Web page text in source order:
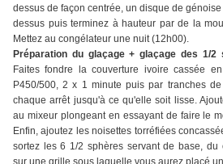
dessus de façon centrée, un disque de
dessus puis terminez à hauteur par de la
Mettez au congélateur une nuit (12h00).
Préparation du glaçage + glaçage des 1/
Faites fondre la couverture ivoire cassée
P450/500, 2 x 1 minute puis par tranches
chaque arrêt jusqu'à ce qu'elle soit lisse.
au mixeur plongeant en essayant de faire le
Enfin, ajoutez les noisettes torréfiées
sortez les 6 1/2 sphères servant de base, du
sur une grille sous laquelle vous aurez placé